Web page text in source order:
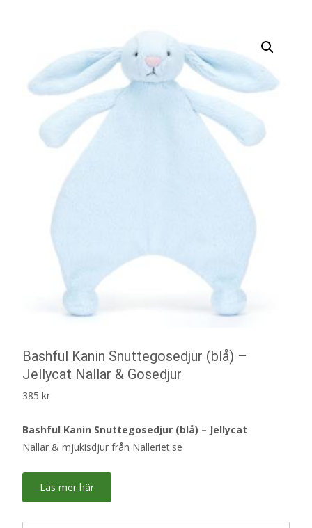
Bashful Kanin Snuttegosedjur (blå) –
Jellycat Nallar & Gosedjur
385 kr
Bashful Kanin Snuttegosedjur (blå) – Jellycat
Nallar & mjukisdjur från Nalleriet.se
Läs mer här